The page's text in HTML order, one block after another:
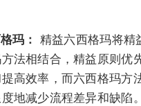
玛： 精益六西格玛将精
法相结合，精益原则优
高效率，而六西格玛方
地减少流程差异和缺陷